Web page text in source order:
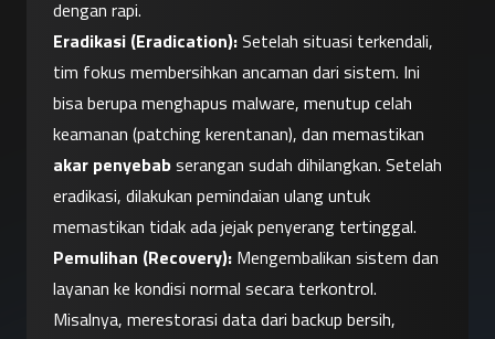
dengan rapi.
Eradikasi (Eradication): Setelah situasi terkendali,
tim fokus membersihkan ancaman dari sistem. Ini
bisa berupa menghapus malware, menutup celah
akar penyebab serangan sudah dihilangkan. Setelah
eradikasi, dilakukan pemindaian ulang untuk
memastikan tidak ada jejak penyerang tertinggal.
Pemulihan (Recovery): Mengembalikan sistem dan
layanan ke kondisi normal secara terkontrol.
Misalnya, merestorasi data dari backup bersih,